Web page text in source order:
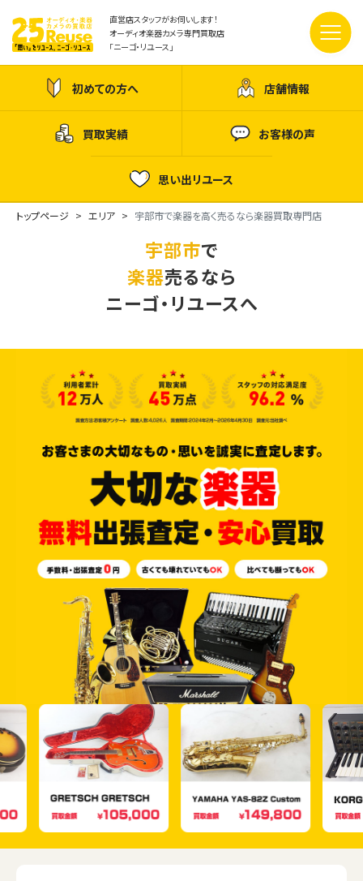
直営店スタッフがお伺いします！
オーディオ楽器カメラ専門買取店
「ニーゴ・リユース」
初めての方へ 店舗情報
買取実績 お客様の声
思い出リユース
トップページ エリア 宇部市で楽器を高く売るなら楽器買取専門店
宇部市で
楽器売るなら
ニーゴ・リユースへ